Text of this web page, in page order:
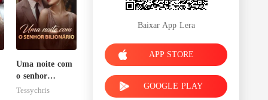
Uma noite com
o senhor
Bilionário
Tessychris
Baixar App Lera
APP STORE
GOOGLE PLAY